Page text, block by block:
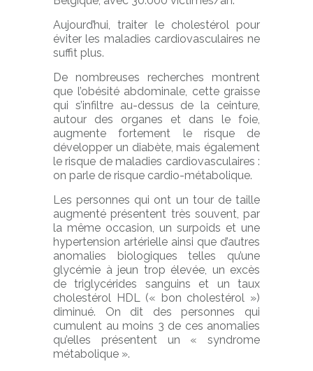
Aujourd’hui, traiter le cholestérol pour
éviter les maladies cardiovasculaires ne
suffit plus.
De nombreuses recherches montrent
que l’obésité abdominale, cette graisse
qui s’infiltre au-dessus de la ceinture,
autour des organes et dans le foie,
augmente fortement le risque de
développer un diabète, mais également
le risque de maladies cardiovasculaires :
on parle de risque cardio-métabolique.
Les personnes qui ont un tour de taille
augmenté présentent très souvent, par
la même occasion, un surpoids et une
hypertension artérielle ainsi que d’autres
anomalies biologiques telles qu’une
glycémie à jeun trop élevée, un excès
de triglycérides sanguins et un taux
cholestérol HDL (« bon cholestérol »)
diminué. On dit des personnes qui
cumulent au moins 3 de ces anomalies
qu’elles présentent un « syndrome
métabolique ».